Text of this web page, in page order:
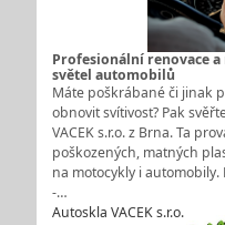
Profesionální renovace
světel automobilů
Máte poškrábané či jinak
obnovit svítivost? Pak
VACEK s.r.o. z Brna. Ta
poškozených, matných
na motocykly i
-…
Autoskla VACEK s.r.o.